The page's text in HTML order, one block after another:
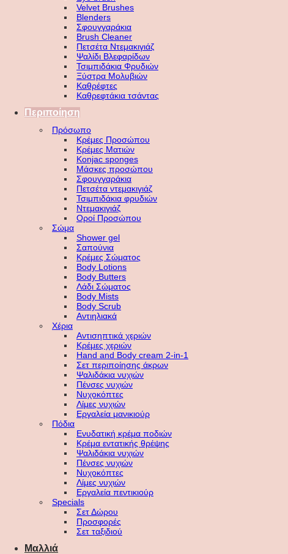
Velvet Brushes
Blenders
Σφουγγαράκια
Brush Cleaner
Πετσέτα Ντεμακιγιάζ
Ψαλίδι Βλεφαρίδων
Τσιμπιδάκια Φρυδιών
Ξύστρα Μολυβιών
Καθρέφτες
Καθρεφτάκια τσάντας
Περιποίηση
Πρόσωπο
Κρέμες Προσώπου
Κρέμες Ματιών
Konjac sponges
Μάσκες προσώπου
Σφουγγαράκια
Πετσέτα ντεμακιγιάζ
Τσιμπιδάκια φρυδιών
Ντεμακιγιάζ
Οροί Προσώπου
Σώμα
Shower gel
Σαπούνια
Κρέμες Σώματος
Body Lotions
Body Butters
Λάδι Σώματος
Body Mists
Body Scrub
Αντιηλιακά
Χέρια
Αντισηπτικά χεριών
Κρέμες χεριών
Hand and Body cream 2-in-1
Σετ περιποίησης άκρων
Ψαλιδάκια νυχιών
Πένσες νυχιών
Νυχοκόπτες
Λίμες νυχιών
Εργαλεία μανικιούρ
Πόδια
Ενυδατική κρέμα ποδιών
Κρέμα εντατικής θρέψης
Ψαλιδάκια νυχιών
Πένσες νυχιών
Νυχοκόπτες
Λίμες νυχιών
Εργαλεία πεντικιούρ
Specials
Σετ Δώρου
Προσφορές
Σετ ταξιδιού
Μαλλιά